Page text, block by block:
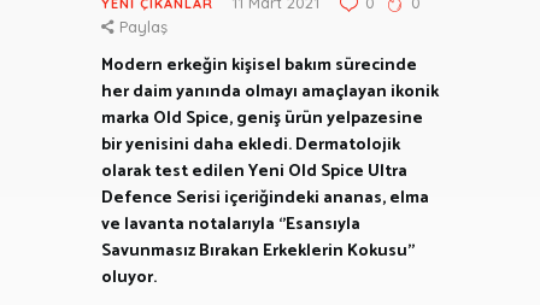
YENI ÇIKANLAR
Paylaş
Modern erkeğin kişisel bakım sürecinde
her daim yanında olmayı amaçlayan ikonik
marka Old Spice, geniş ürün yelpazesine
bir yenisini daha ekledi. Dermatolojik
olarak test edilen Yeni Old Spice Ultra
Defence Serisi içeriğindeki ananas, elma
ve lavanta notalarıyla ‘’Esansıyla
Savunmasız Bırakan Erkeklerin Kokusu’’
oluyor.